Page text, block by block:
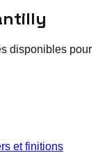
disponibles pour
et finitions